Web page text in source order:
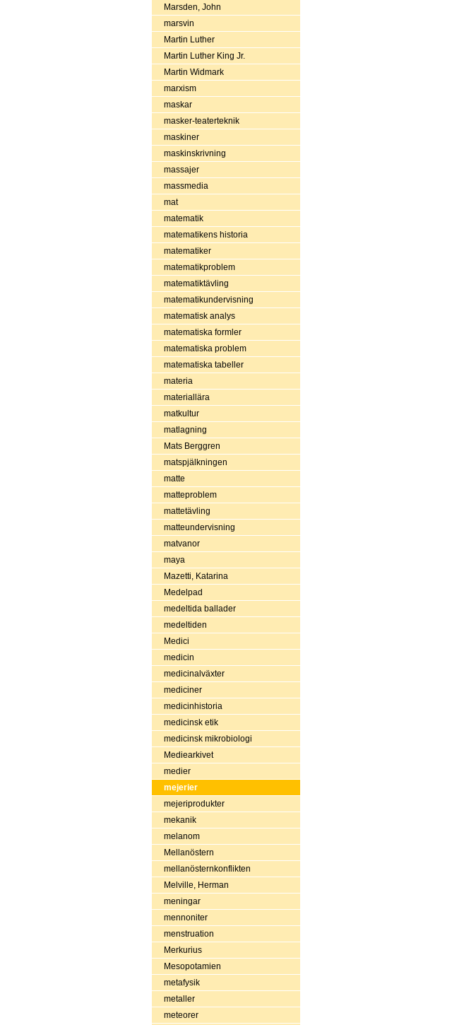
Marsden, John
marsvin
Martin Luther
Martin Luther King Jr.
Martin Widmark
marxism
maskar
masker-teaterteknik
maskiner
maskinskrivning
massajer
massmedia
mat
matematik
matematikens historia
matematiker
matematikproblem
matematiktävling
matematikundervisning
matematisk analys
matematiska formler
matematiska problem
matematiska tabeller
materia
materiallära
matkultur
matlagning
Mats Berggren
matspjälkningen
matte
matteproblem
mattetävling
matteundervisning
matvanor
maya
Mazetti, Katarina
Medelpad
medeltida ballader
medeltiden
Medici
medicin
medicinalväxter
mediciner
medicinhistoria
medicinsk etik
medicinsk mikrobiologi
Mediearkivet
medier
mejerier
mejeriprodukter
mekanik
melanom
Mellanöstern
mellanösternkonflikten
Melville, Herman
meningar
mennoniter
menstruation
Merkurius
Mesopotamien
metafysik
metaller
meteorer